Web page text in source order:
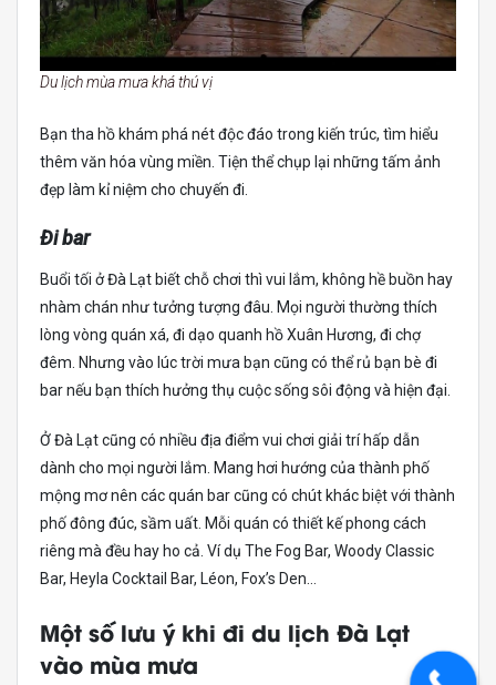
Du lịch mùa mưa khá thú vị
Bạn tha hồ khám phá nét độc đáo trong kiến trúc, tìm hiểu
thêm văn hóa vùng miền. Tiện thể chụp lại những tấm ảnh
đẹp làm kỉ niệm cho chuyến đi.
Đi bar
Buổi tối ở Đà Lạt biết chỗ chơi thì vui lắm, không hề buồn hay
nhàm chán như tưởng tượng đâu. Mọi người thường thích
lòng vòng quán xá, đi dạo quanh hồ Xuân Hương, đi chợ
đêm. Nhưng vào lúc trời mưa bạn cũng có thể rủ bạn bè đi
bar nếu bạn thích hưởng thụ cuộc sống sôi động và hiện đại.
Ở Đà Lạt cũng có nhiều địa điểm vui chơi giải trí hấp dẫn
dành cho mọi người lắm. Mang hơi hướng của thành phố
mộng mơ nên các quán bar cũng có chút khác biệt với thành
phố đông đúc, sầm uất. Mỗi quán có thiết kế phong cách
riêng mà đều hay ho cả. Ví dụ The Fog Bar, Woody Classic
Bar, Heyla Cocktail Bar, Léon, Fox’s Den…
Một số lưu ý khi đi du lịch Đà Lạt
vào mùa mưa